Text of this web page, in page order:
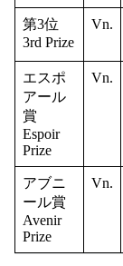
第3位
3rd Prize
Vn.
エスポ
アール
賞
Espoir
Prize
Vn.
アブニ
ール賞
Avenir
Prize
Vn.